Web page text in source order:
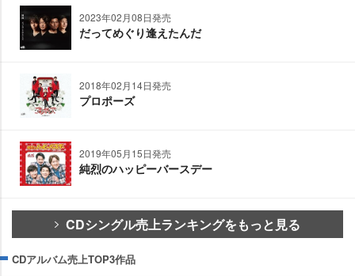
2023年02月08日発売
だってめぐり逢えたんだ
2018年02月14日発売
プロポーズ
2019年05月15日発売
純烈のハッピーバースデー
CDシングル売上ランキングをもっと見る
CDアルバム売上TOP3作品